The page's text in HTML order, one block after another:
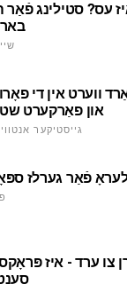
עס? סטילינג פֿאַר
און פאַרקערט
גייסטיקער
פֿאַר גערלז
צו ערד - איז